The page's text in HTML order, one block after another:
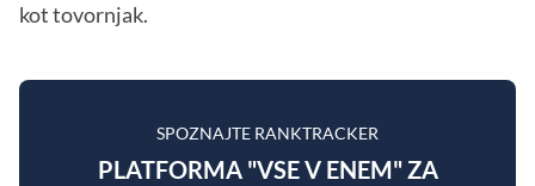
kot tovornjak.
SPOZNAJTE RANKTRACKER
PLATFORMA "VSE V ENEM" ZA